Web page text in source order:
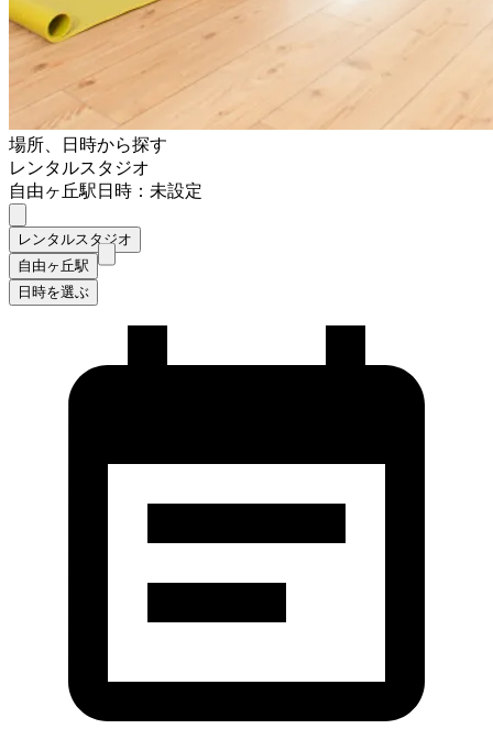
場所、日時から探す
レンタルスタジオ
自由ヶ丘駅日時：未設定
レンタルスタジオ
自由ヶ丘駅
日時を選ぶ